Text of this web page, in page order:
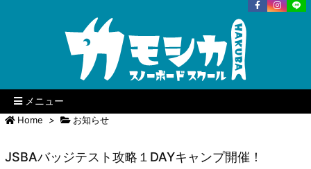
メニュー
Home > お知らせ
JSBAバッジテスト攻略１DAYキャンプ開催！